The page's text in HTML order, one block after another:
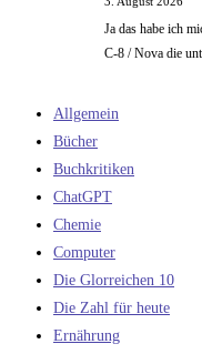
Ja das habe ich
C-8 / Nova die
Allgemein
Bücher
Buchkritiken
ChatGPT
Chemie
Computer
Die Glorreichen 10
Die Zahl für heute
Ernährung